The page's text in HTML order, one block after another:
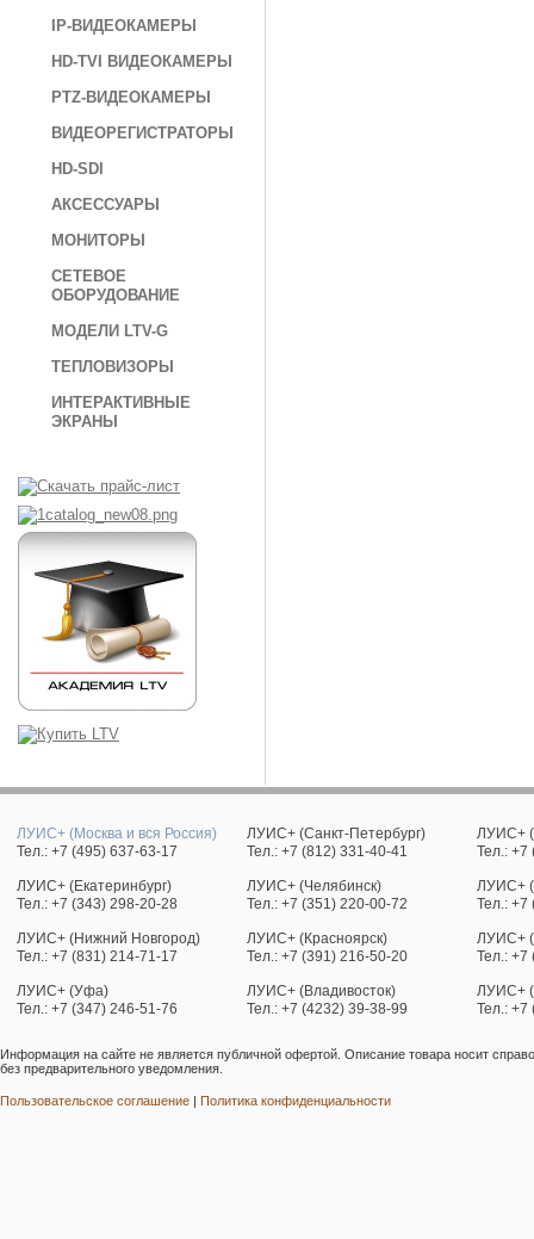
IP-ВИДЕОКАМЕРЫ
HD-TVI ВИДЕОКАМЕРЫ
PTZ-ВИДЕОКАМЕРЫ
ВИДЕОРЕГИСТРАТОРЫ
HD-SDI
АКСЕССУАРЫ
МОНИТОРЫ
СЕТЕВОЕ
ОБОРУДОВАНИЕ
МОДЕЛИ LTV-G
ТЕПЛОВИЗОРЫ
ИНТЕРАКТИВНЫЕ
ЭКРАНЫ
ЛУИС+ (Москва и вся Россия)
Тел.: +7 (495) 637-63-17
ЛУИС+ (Санкт-Петербург)
Тел.: +7 (812) 331-40-41
ЛУИС+
Тел.: +7
ЛУИС+ (Екатеринбург)
Тел.: +7 (343) 298-20-28
ЛУИС+ (Челябинск)
Тел.: +7 (351) 220-00-72
ЛУИС+
Тел.: +7
ЛУИС+ (Нижний Новгород)
Тел.: +7 (831) 214-71-17
ЛУИС+ (Красноярск)
Тел.: +7 (391) 216-50-20
ЛУИС+
Тел.: +7
ЛУИС+ (Уфа)
Тел.: +7 (347) 246-51-76
ЛУИС+ (Владивосток)
Тел.: +7 (4232) 39-38-99
ЛУИС+
Тел.:
Информация на сайте не является публичной офертой. Описание товара носит
без предварительного уведомления.
Пользовательское соглашение | Политика конфиденциальности